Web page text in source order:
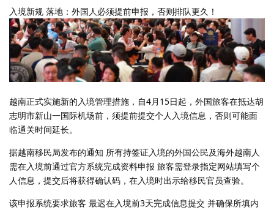
入境新规 落地：外国人必须提前申报，否则排队更久！
越南正式实施新的入境管理措施，自4月15日起，外国旅客在抵达胡
志明市新山一国际机场前，须提前提交个人入境信息，否则可能面
临通关时间延长。
据越南移民局发布的通知 所有持签证入境的外国公民及海外越南人
需在入境前通过官方系统完成资料申报 旅客需登录指定网站填写个
人信息，提交后将获得确认码，在入境时出示给移民官员查验。
该申报系统要求旅客 最迟在入境前3天完成信息提交 并确保所填内